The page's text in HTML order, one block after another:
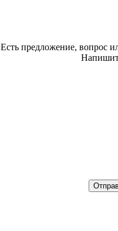
Есть предложение, вопрос